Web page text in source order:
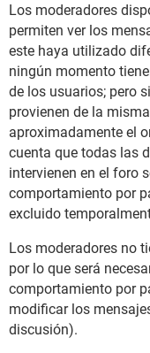
Los moderadores
permiten ver los
este haya utilizado
ningún momento
de los usuarios; pero
provienen de la
aproximadamente el
cuenta que todas las
intervienen en el foro
comportamiento por
excluido
Los moderadores no
por lo que será
comportamiento por
modificar los
discusión).